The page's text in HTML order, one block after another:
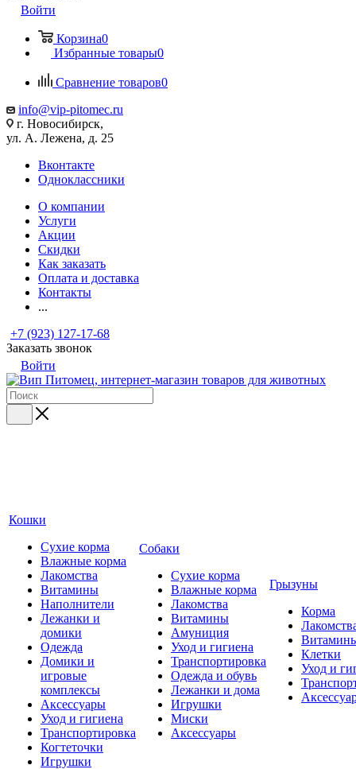
Войти
Корзина0
Избранные товары0
Сравнение товаров0
info@vip-pitomec.ru
г. Новосибирск,
ул. А. Лежена, д. 25
Вконтакте
Одноклассники
О компании
Услуги
Акции
Скидки
Как заказать
Оплата и доставка
Контакты
...
+7 (923) 127-17-68
Заказать звонок
Войти
Кошки
Сухие корма
Влажные корма
Лакомства
Витамины
Наполнители
Лежанки и
домики
Одежда
Домики и
игровые
комплексы
Аксессуары
Уход и гигиена
Транспортировка
Когтеточки
Игрушки
Собаки
Сухие корма
Влажные корма
Лакомства
Витамины
Амуниция
Уход и гигиена
Транспортировка
Одежда и обувь
Лежанки и дома
Игрушки
Миски
Аксессуары
Грызуны
Корма
Клетки
Уход и